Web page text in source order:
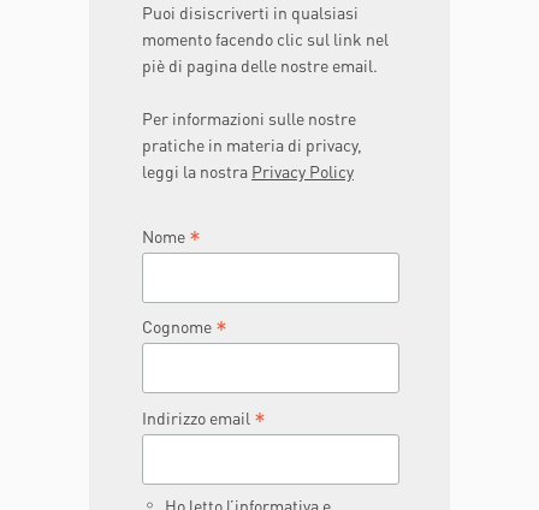
Puoi disiscriverti in qualsiasi
momento facendo clic sul link nel
piè di pagina delle nostre email.
Per informazioni sulle nostre
pratiche in materia di privacy,
leggi la nostra Privacy Policy
Nome *
Cognome *
Indirizzo email *
Ho letto l’informativa e